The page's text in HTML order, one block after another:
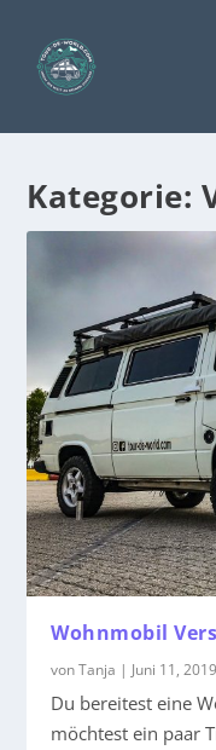
Kategorie:
Wohnmobil
vonTanja | Juni 11, 2019
Du bereitest eine
möchtest ein paar